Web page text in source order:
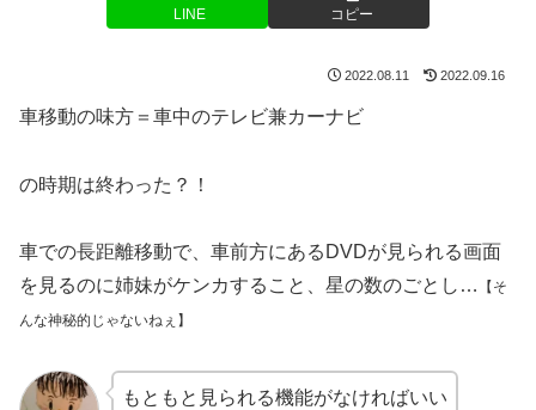
LINE コピー
2022.08.11 2022.09.16
車移動の味方＝車中のテレビ兼カーナビ
の時期は終わった？！
車での長距離移動で、車前方にあるDVDが見られる画面
を見るのに姉妹がケンカすること、星の数のごとし…
【そ
んな神秘的じゃないねぇ】
もともと見られる機能がなければいい